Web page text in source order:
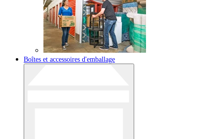
Boîtes et accessoires d'emballage